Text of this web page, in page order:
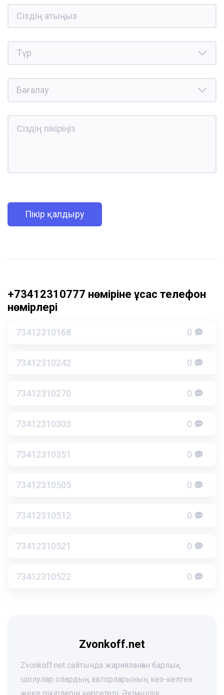
Пікір қалдыру
+73412310777 нөміріне ұқсас телефон
нөмірлері
73412310168 0
73412310242 0
73412310270 0
73412310303 0
73412310351 0
73412310505 0
73412310512 0
73412310521 0
73412310522 0
Zvonkoff.net
Zvonkoff.net сайтында жарияланған барлық
шолулар олардың авторларының кез-келген